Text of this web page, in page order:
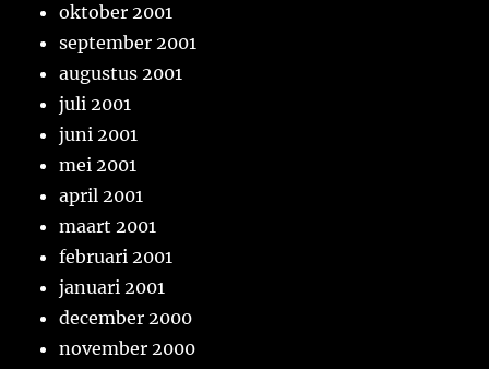
oktober 2001
september 2001
augustus 2001
juli 2001
juni 2001
mei 2001
april 2001
maart 2001
februari 2001
januari 2001
december 2000
november 2000